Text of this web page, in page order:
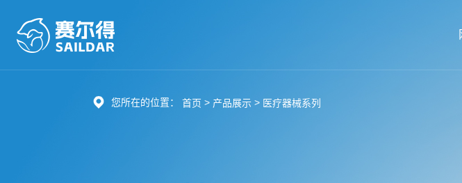
您所在的位置：首页 > 产品展示 > 医疗器械系列